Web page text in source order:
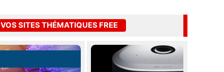
VOS SITES THÉMATIQUES FREE